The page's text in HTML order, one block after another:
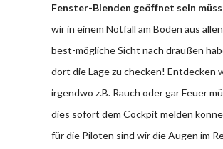
Fenster-Blenden geöffnet sein
wir in einem Notfall am Boden aus
best-mögliche Sicht nach draußen
dort die Lage zu checken! Entdecken
irgendwo z.B. Rauch oder gar Feuer
dies sofort dem Cockpit melden
für die Piloten sind wir die Augen im